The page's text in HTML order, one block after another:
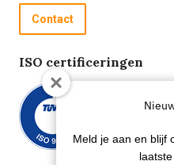
Contact
ISO certificeringen
Meld je aan en blijf